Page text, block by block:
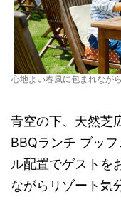
心地よい春風に包まれなが
青空の下、天然芝
BBQランチ ブッ
ル配置でゲストを
ながらリゾート気